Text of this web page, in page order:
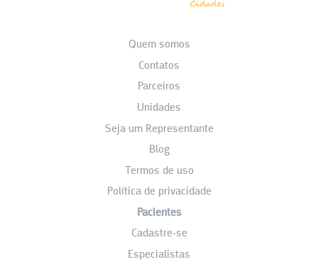
Quem somos
Contatos
Parceiros
Unidades
Seja um Representante
Blog
Termos de uso
Política de privacidade
Pacientes
Cadastre-se
Especialistas